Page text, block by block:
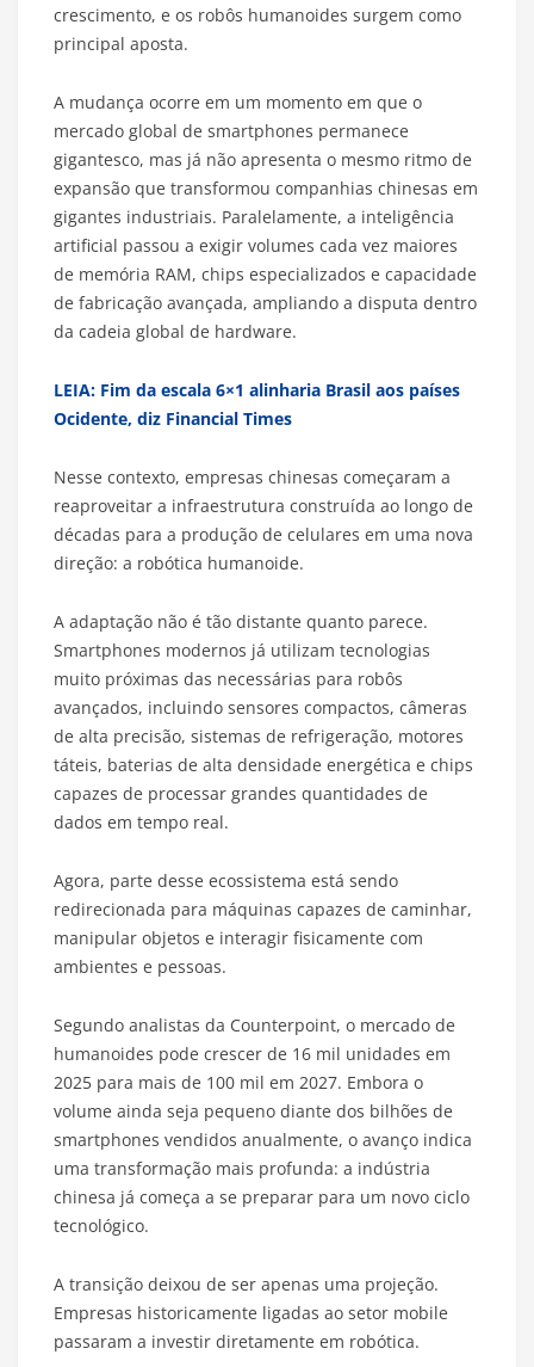
crescimento, e os robôs humanoides surgem como
principal aposta.
A mudança ocorre em um momento em que o
mercado global de smartphones permanece
gigantesco, mas já não apresenta o mesmo ritmo de
expansão que transformou companhias chinesas em
gigantes industriais. Paralelamente, a inteligência
artificial passou a exigir volumes cada vez maiores
de memória RAM, chips especializados e capacidade
de fabricação avançada, ampliando a disputa dentro
da cadeia global de hardware.
LEIA: Fim da escala 6×1 alinharia Brasil aos países
Ocidente, diz Financial Times
Nesse contexto, empresas chinesas começaram a
reaproveitar a infraestrutura construída ao longo de
décadas para a produção de celulares em uma nova
direção: a robótica humanoide.
A adaptação não é tão distante quanto parece.
Smartphones modernos já utilizam tecnologias
muito próximas das necessárias para robôs
avançados, incluindo sensores compactos, câmeras
de alta precisão, sistemas de refrigeração, motores
táteis, baterias de alta densidade energética e chips
capazes de processar grandes quantidades de
dados em tempo real.
Agora, parte desse ecossistema está sendo
redirecionada para máquinas capazes de caminhar,
manipular objetos e interagir fisicamente com
ambientes e pessoas.
Segundo analistas da Counterpoint, o mercado de
humanoides pode crescer de 16 mil unidades em
2025 para mais de 100 mil em 2027. Embora o
volume ainda seja pequeno diante dos bilhões de
smartphones vendidos anualmente, o avanço indica
uma transformação mais profunda: a indústria
chinesa já começa a se preparar para um novo ciclo
tecnológico.
A transição deixou de ser apenas uma projeção.
Empresas historicamente ligadas ao setor mobile
passaram a investir diretamente em robótica.